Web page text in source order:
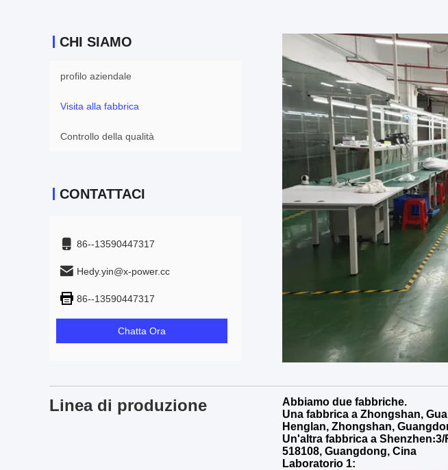
CHI SIAMO
profilo aziendale
Visita alla fabbrica
Controllo della qualità
CONTATTACI
86--13590447317
Hedy.yin@x-power.cc
86--13590447317
Chatta Ora
Linea di produzione
Abbiamo due fabbriche.
Una fabbrica a Zhongshan,
Henglan, Zhongshan,
Un'altra fabbrica a Shenzhen:3/
518108, Guangdong, Cina
Laboratorio 1: